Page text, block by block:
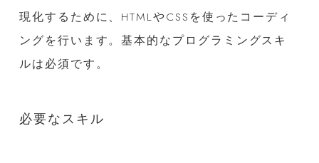
現化するために、HTMLやCSSを使ったコーディ
ングを行います。基本的なプログラミングスキ
ルは必須です。
必要なスキル